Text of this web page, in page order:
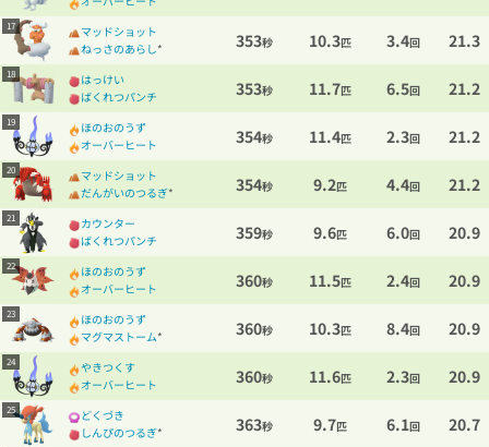
17
マッドショット
ねっさのあらし* 353秒 10.3匹 3.4回 21.3
18
はっけい
ばくれつパンチ
353秒 11.7匹 6.5回 21.2
19
ほのおのうず
オーバーヒート
354秒 11.4匹 2.3回 21.2
20
マッドショット
だんがいのつるぎ* 354秒 9.2匹 4.4回 21.2
21
カウンター
ばくれつパンチ
359秒 9.6匹 6.0回 20.9
22
ほのおのうず
オーバーヒート
360秒 11.5匹 2.4回 20.9
23
ほのおのうず
マグマストーム* 360秒 10.3匹 8.4回 20.9
24
やきつくす
オーバーヒート
360秒 11.6匹 2.3回 20.9
25
どくづき
しんぴのつるぎ* 363秒 9.7匹 6.1回 20.7